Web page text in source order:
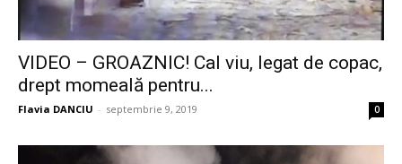
VIDEO – GROAZNIC! Cal viu, legat de copac,
drept momeală pentru...
Flavia DANCIU - septembrie 9, 2019 0